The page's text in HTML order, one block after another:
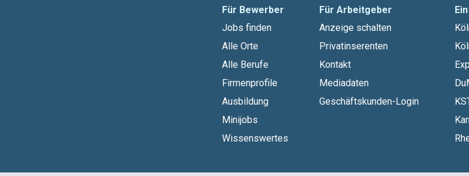
Für Bewerber
Jobs finden
Alle Orte
Alle Berufe
Firmenprofile
Ausbildung
Minijobs
Wissenswertes
Für Arbeitgeber
Anzeige schalten
Privatinserenten
Kontakt
Mediadaten
Geschäftskunden-Login